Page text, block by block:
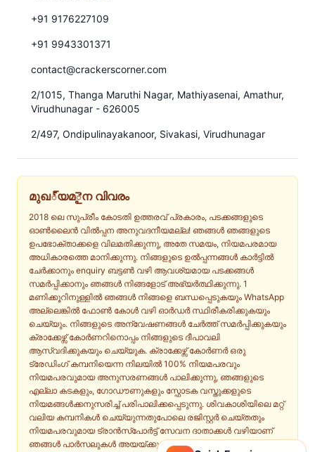
+91 9176227109
+91 9943301371
contact@crackerscorner.com
2/1015, Thanga Maruthi Nagar, Mathiyasenai, Amathur,
Virudhunagar - 626005
2/497, Ondipulinayakanoor, Sivakasi, Virudhunagar
മുഖ్യമైന വിവരം
2018 ലെ സുപ്രീം കോടതി ഉത്തരവ് പ്രകാരം, പടക്കങ്ങളുടെ
ഓൺലൈൻ വിൽപ്പന അനുവദനീയമല്ല! ഞങ്ങൾ ഞങ്ങളുടെ
ഉപഭോക്താക്കളെ വിലമതിക്കുന്നു, അതേ സമയം, നിയമപരമായ
അധികാരത്തെ മാനിക്കുന്നു. നിങ്ങളുടെ ഉൽപ്പന്നങ്ങൾ കാർട്ടിൽ
ചേർക്കാനും enquiry ബട്ടൺ വഴി ആവശ്യമായ പടക്കങ്ങൾ
സമർപ്പിക്കാനും ഞങ്ങൾ നിങ്ങളോട് അഭ്യർത്ഥിക്കുന്നു. 1
മണിക്കൂറിനുള്ളിൽ ഞങ്ങൾ നിങ്ങളെ ബന്ധപ്പെടുകയും WhatsApp
അല്ലെങ്കിൽ ഫോൺ കോൾ വഴി ഓർഡർ സ്ഥിരീകരിക്കുകയും
ചെയ്യും. നിങ്ങളുടെ അന്വേഷണങ്ങൾ ചേർത്ത് സമർപ്പിക്കുകയും
ക്രാക്കേഴ്സ് കോർണറിനൊപ്പം നിങ്ങളുടെ ദീപാവലി
ആസ്വദിക്കുകയും ചെയ്യുക. ക്രാക്കേഴ്സ് കോർണർ ഒരു
ട്രേഡിംഗ് കമ്പനിയെന്ന നിലയിൽ 100% നിയമപരവും
നിയമപരവുമായ അനുസരണങ്ങൾ പാലിക്കുന്നു, ഞങ്ങളുടെ
എല്ലാ കടകളും, ഗോഡൗണുകളും സ്ഫോടക വസ്തുക്കളുടെ
നിയമങ്ങൾക്കനുസരിച്ച് പരിപാലിക്കപ്പെടുന്നു. ശിവകാശിയിലെ മറ്റ്
വലിയ കമ്പനികൾ ചെയ്യുന്നതുപോലെ രജിസ്റ്റർ ചെയ്തതും
നിയമപരവുമായ ട്രാൻസ്പോർട്ട് സേവന ദാതാക്കൾ വഴിയാണ്
ഞങ്ങൾ പാർസലുകൾ അയയ്ക്കുന്നത്.